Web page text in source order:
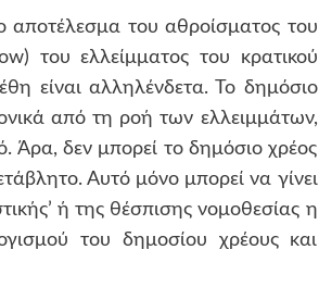
αποτέλεσμα του αθροίσματος του
του ελλείμματος του κρατικού
είναι αλληλένδετα. Το δημόσιο
από τη ροή των ελλειμμάτων,
Άρα, δεν μπορεί το δημόσιο χρέος
Αυτό μόνο μπορεί να γίνει
ή της θέσπισης νομοθεσίας η
του δημοσίου χρέους και